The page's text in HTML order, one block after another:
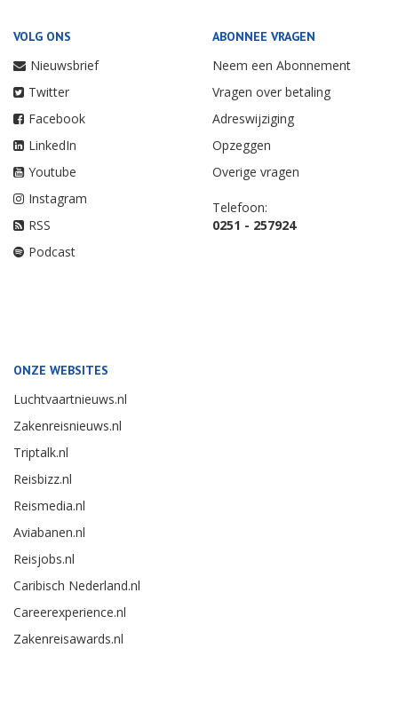
VOLG ONS
Nieuwsbrief
Twitter
Facebook
LinkedIn
Youtube
Instagram
RSS
Podcast
ABONNEE VRAGEN
Neem een Abonnement
Vragen over betaling
Adreswijziging
Opzeggen
Overige vragen
Telefoon:
0251 - 257924
ONZE WEBSITES
Luchtvaartnieuws.nl
Zakenreisnieuws.nl
Triptalk.nl
Reisbizz.nl
Reismedia.nl
Aviabanen.nl
Reisjobs.nl
Caribisch Nederland.nl
Careerexperience.nl
Zakenreisawards.nl